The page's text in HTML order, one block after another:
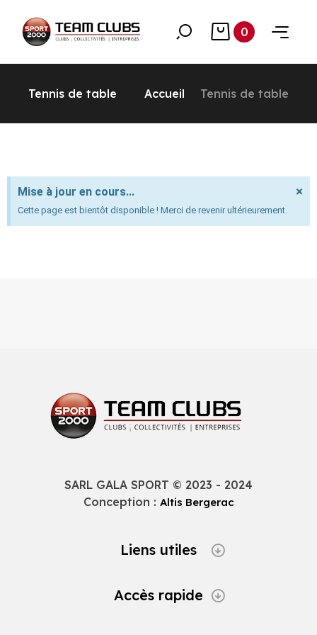
0
Tennis de table Accueil Tennis de table
Mise à jour en cours...
Cette page est bientôt disponible ! Merci de revenir ultérieurement.
×
SARL GALA SPORT © 2023 - 2024
Conception : Altis Bergerac
Liens utiles
Accès rapide